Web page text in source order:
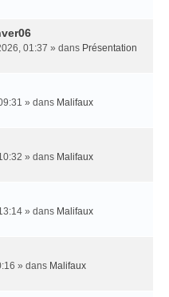
01:37 » dans Présentation
» dans Malifaux
» dans Malifaux
» dans Malifaux
» dans Malifaux